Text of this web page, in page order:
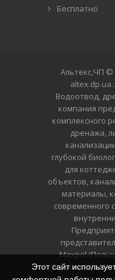
Бесплатно
Альтекс,ЧП ©
altex.dp.ua
Водоотвод,
компания
комплексного
дренажа,
глубокой
для
объектов,
материалы,
современного
Maxpol
Германия),
Этот сайт